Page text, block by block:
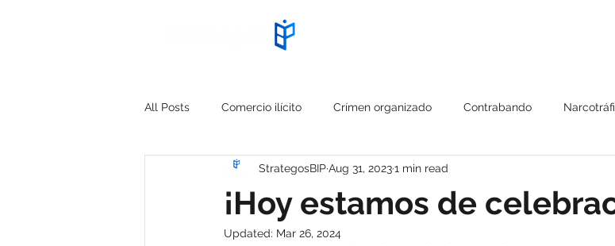
All Posts Comercio ilícito Crímen organizado Contrabando
Cyberseguridad PMI IMPACT Capacitaciones
Falsificación Estrategia Triangulos
¡Hoy estamos de
StrategosBIPAug 31, 20231 min read
Updated: Mar 26, 2024